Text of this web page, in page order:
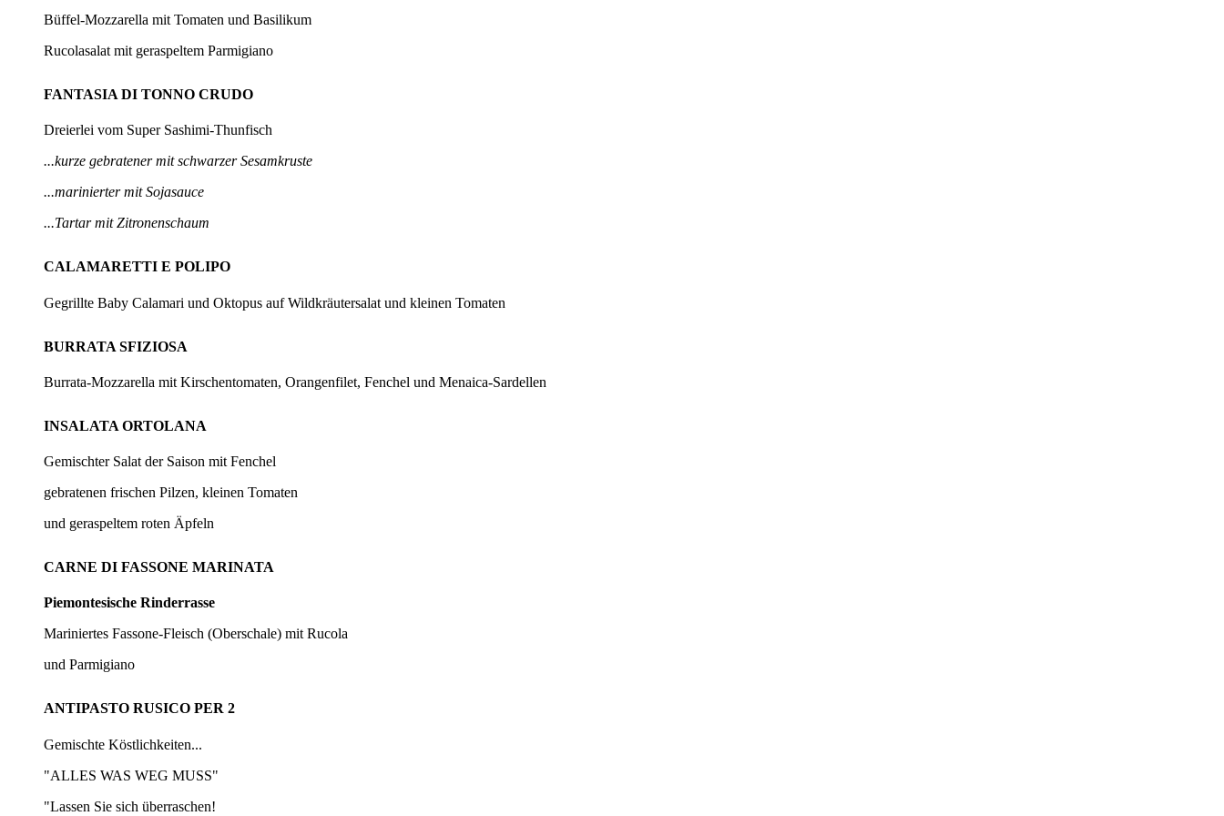
Büffel-Mozzarella mit Tomaten und Basilikum
Rucolasalat mit geraspeltem Parmigiano
FANTASIA DI TONNO CRUDO
Dreierlei vom Super Sashimi-Thunfisch
...kurze gebratener mit schwarzer Sesamkruste
...marinierter mit Sojasauce
...Tartar mit Zitronenschaum
CALAMARETTI E POLIPO
Gegrillte Baby Calamari und Oktopus auf Wildkräutersalat und kleinen Tomaten
BURRATA SFIZIOSA
Burrata-Mozzarella mit Kirschentomaten, Orangenfilet, Fenchel und Menaica-Sardellen
INSALATA ORTOLANA
Gemischter Salat der Saison mit Fenchel
gebratenen frischen Pilzen, kleinen Tomaten
und geraspeltem roten Äpfeln
CARNE DI FASSONE MARINATA
Piemontesische Rinderrasse
Mariniertes Fassone-Fleisch (Oberschale) mit Rucola
und Parmigiano
ANTIPASTO RUSICO PER 2
Gemischte Köstlichkeiten...
"ALLES WAS WEG MUSS"
"Lassen Sie sich überraschen!